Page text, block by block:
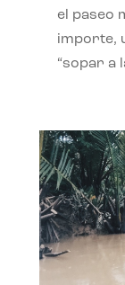
el paseo
importe,
“sopar a